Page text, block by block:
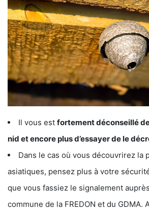
Il vous est fortement déconseillé
nid et encore plus d’essayer de le
Dans le cas où vous découvrirez la
asiatiques, pensez plus à votre
que vous fassiez le signalement
commune de la FREDON et du GDMA.